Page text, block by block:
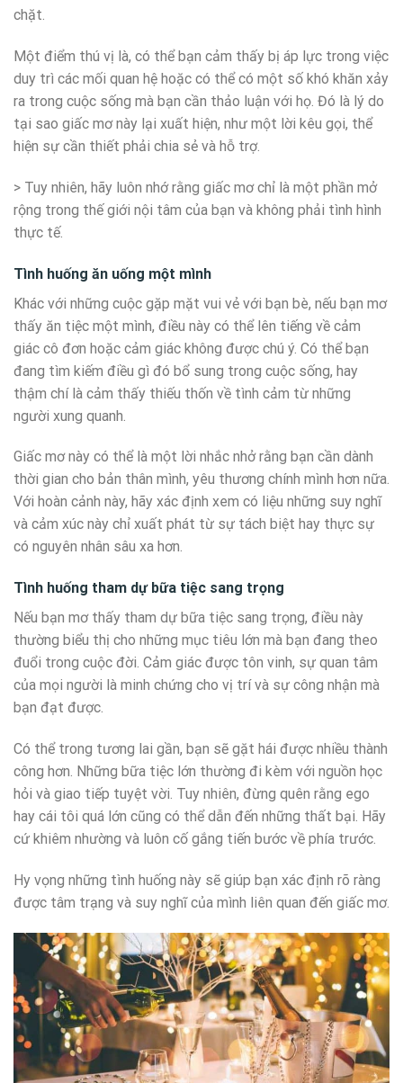
chặt.
Một điểm thú vị là, có thể bạn cảm thấy bị áp lực trong việc
duy trì các mối quan hệ hoặc có thể có một số khó khăn xảy
ra trong cuộc sống mà bạn cần thảo luận với họ. Đó là lý do
tại sao giấc mơ này lại xuất hiện, như một lời kêu gọi, thể
hiện sự cần thiết phải chia sẻ và hỗ trợ.
> Tuy nhiên, hãy luôn nhớ rằng giấc mơ chỉ là một phần mở
rộng trong thế giới nội tâm của bạn và không phải tình hình
thực tế.
Tình huống ăn uống một mình
Khác với những cuộc gặp mặt vui vẻ với bạn bè, nếu bạn mơ
thấy ăn tiệc một mình, điều này có thể lên tiếng về cảm
giác cô đơn hoặc cảm giác không được chú ý. Có thể bạn
đang tìm kiếm điều gì đó bổ sung trong cuộc sống, hay
thậm chí là cảm thấy thiếu thốn về tình cảm từ những
người xung quanh.
Giấc mơ này có thể là một lời nhắc nhở rằng bạn cần dành
thời gian cho bản thân mình, yêu thương chính mình hơn nữa.
Với hoàn cảnh này, hãy xác định xem có liệu những suy nghĩ
và cảm xúc này chỉ xuất phát từ sự tách biệt hay thực sự
có nguyên nhân sâu xa hơn.
Tình huống tham dự bữa tiệc sang trọng
Nếu bạn mơ thấy tham dự bữa tiệc sang trọng, điều này
thường biểu thị cho những mục tiêu lớn mà bạn đang theo
đuổi trong cuộc đời. Cảm giác được tôn vinh, sự quan tâm
của mọi người là minh chứng cho vị trí và sự công nhận mà
bạn đạt được.
Có thể trong tương lai gần, bạn sẽ gặt hái được nhiều thành
công hơn. Những bữa tiệc lớn thường đi kèm với nguồn học
hỏi và giao tiếp tuyệt vời. Tuy nhiên, đừng quên rằng ego
hay cái tôi quá lớn cũng có thể dẫn đến những thất bại. Hãy
cứ khiêm nhường và luôn cố gắng tiến bước về phía trước.
Hy vọng những tình huống này sẽ giúp bạn xác định rõ ràng
được tâm trạng và suy nghĩ của mình liên quan đến giấc mơ.